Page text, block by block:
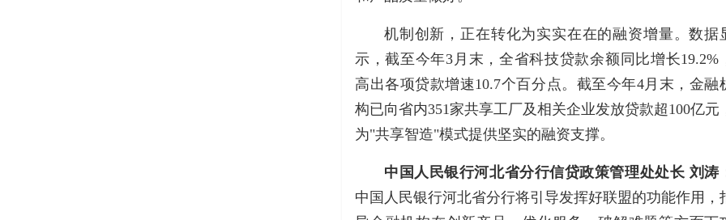
机制创新，正在转化为实实在在的融资增量。数据
示，截至今年3月末，全省科技贷款余额同比增长19.2%
高出各项贷款增速10.7个百分点。截至今年4月末，金融
构已向省内351家共享工厂及相关企业发放贷款超100亿元
为"共享智造"模式提供坚实的融资支撑。
中国人民银行河北省分行信贷政策管理处处长 刘涛
中国人民银行河北省分行将引导发挥好联盟的功能作用，